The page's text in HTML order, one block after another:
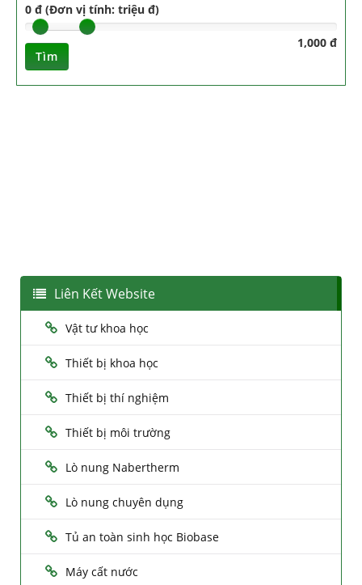
0 đ (Đơn vị tính: triệu đ)
1,000 đ
Tìm
Liên Kết Website
Vật tư khoa học
Thiết bị khoa học
Thiết bị thí nghiệm
Thiết bị môi trường
Lò nung Nabertherm
Lò nung chuyên dụng
Tủ an toàn sinh học Biobase
Máy cất nước